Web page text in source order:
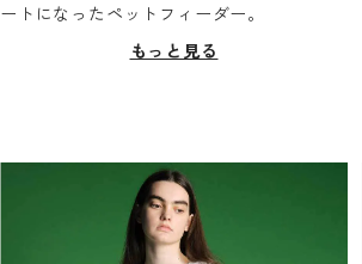
ートになったペットフィーダー。
もっと見る